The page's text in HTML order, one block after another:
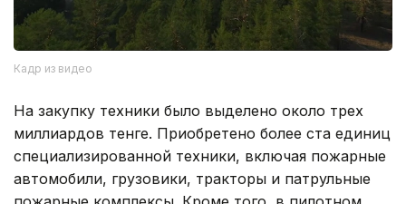
Кадр из видео
На закупку техники было выделено около трех
миллиардов тенге. Приобретено более ста единиц
специализированной техники, включая пожарные
автомобили, грузовики, тракторы и патрульные